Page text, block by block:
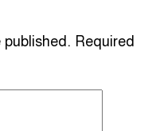
Required